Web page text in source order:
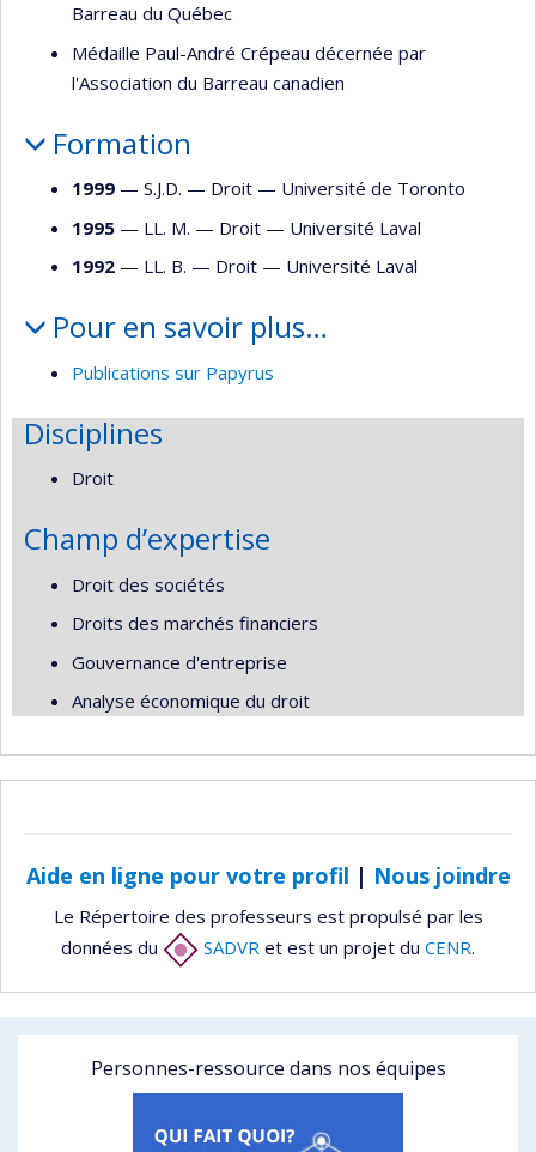
Barreau du Québec
Médaille Paul-André Crépeau décernée par
l'Association du Barreau canadien
Formation
1999 — S.J.D. — Droit — Université de Toronto
1995 — LL. M. — Droit — Université Laval
1992 — LL. B. — Droit — Université Laval
Pour en savoir plus…
Publications sur Papyrus
Disciplines
Droit
Champ d’expertise
Droit des sociétés
Droits des marchés financiers
Gouvernance d'entreprise
Analyse économique du droit
Aide en ligne pour votre profil | Nous joindre
Le Répertoire des professeurs est propulsé par les
données du
SADVR et est un projet du CENR.
Personnes-ressource dans nos équipes